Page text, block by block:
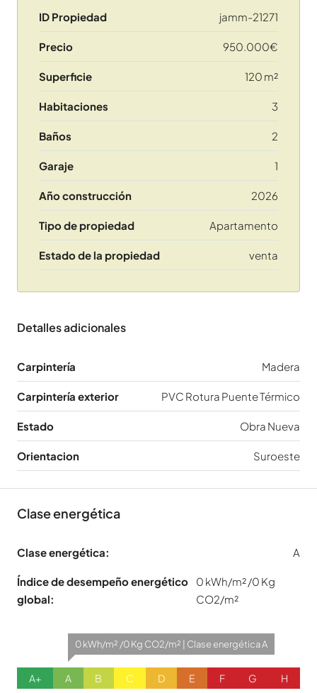
ID Propiedad jamm-21271
Precio 950.000€
Superficie 120 m²
Habitaciones 3
Baños 2
Garaje 1
Año construcción 2026
Tipo de propiedad Apartamento
Estado de la propiedad venta
Detalles adicionales
Carpintería Madera
Carpintería exterior PVC Rotura Puente Térmico
Estado Obra Nueva
Orientacion Suroeste
Clase energética
Clase energética: A
Índice de desempeño energético
global:
0 kWh/m² /0 Kg
CO2/m²
A+
0 kWh/m² /0 Kg CO2/m² | Clase energética A
A B C D E F G H